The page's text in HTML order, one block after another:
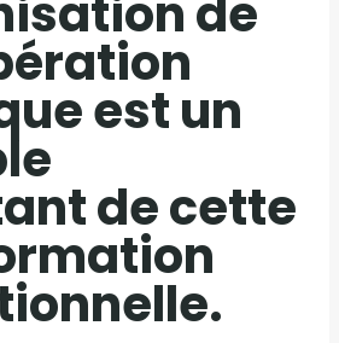
de
est un
de cette